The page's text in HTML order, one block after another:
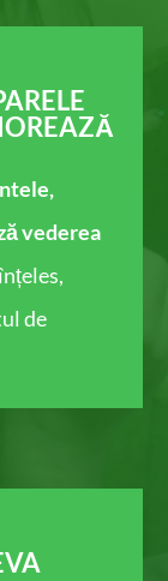
vederea
de